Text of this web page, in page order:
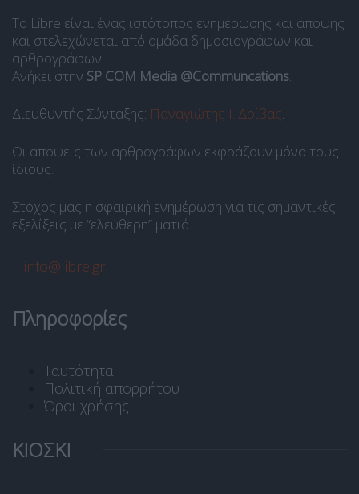
Το Libre είναι ένας ιστότοπος ενημέρωσης και άποψης
και στελεχώνεται από ομάδα δημοσιογράφων και
αρθρογράφων.
Ανήκει στην SP COM Media @Communcations.
Διευθυντής Σύνταξης: Παναγιώτης Ι. Δρίβας.
Οι απόψεις των αρθρογράφων εκφράζουν μόνο τους
ίδιους.
Στόχος μας η σφαιρική ενημέρωση για τις σημαντικές
εξελίξεις με “ελεύθερη” ματιά.
info@libre.gr
Πληροφορίες
Ταυτότητα
Πολιτική απορρήτου
Όροι χρήσης
ΚΙΟΣΚΙ